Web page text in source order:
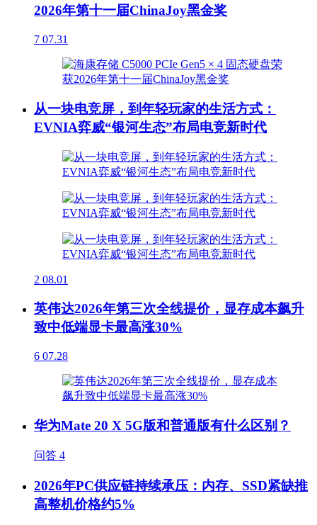
2026年第十一届ChinaJoy黑金奖
7 07.31
从一块电竞屏，到年轻玩家的生活方式：
EVNIA弈威“银河生态”布局电竞新时代
2 08.01
英伟达2026年第三次全线提价，显存成本飙升
致中低端显卡最高涨30%
6 07.28
华为Mate 20 X 5G版和普通版有什么区别？
问答 4
2026年PC供应链持续承压：内存、SSD紧缺推
高整机价格约5%